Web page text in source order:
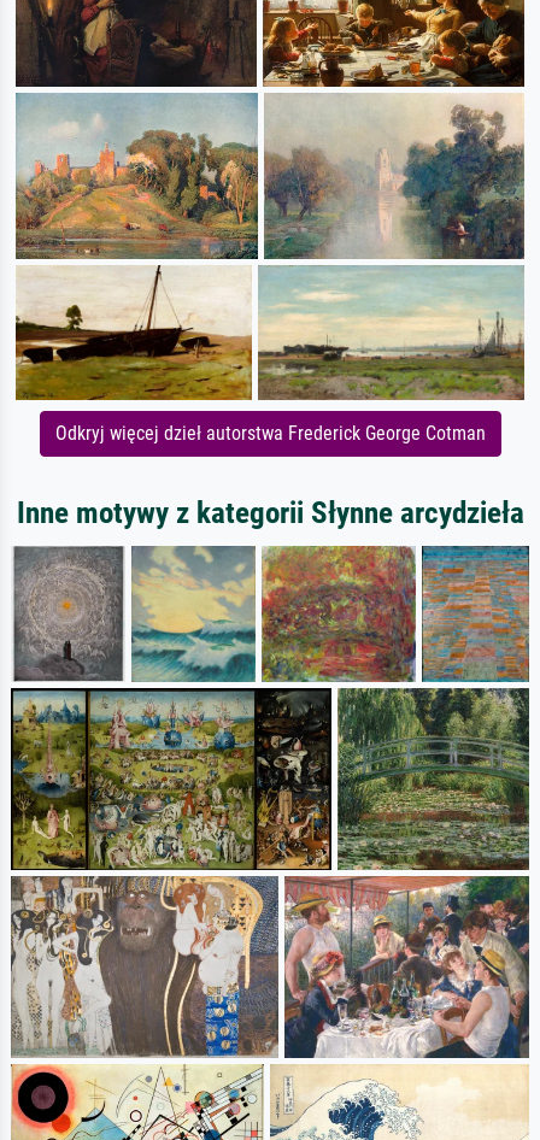
Odkryj więcej dzieł autorstwa Frederick George Cotman
Inne motywy z kategorii Słynne arcydzieła